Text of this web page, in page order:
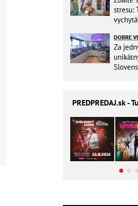
stresu:
DOBRE
Za
PREDPREDAJ.sk -